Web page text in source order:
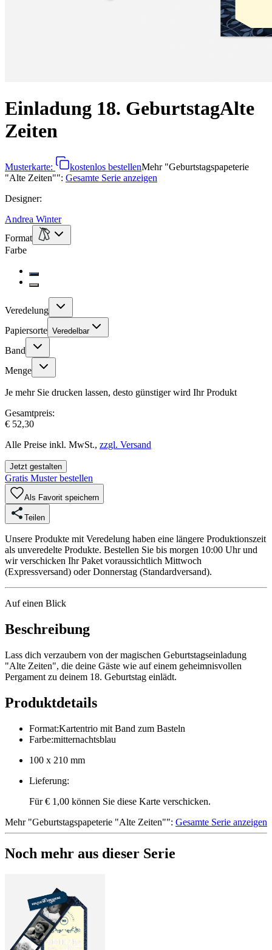
Einladung 18. GeburtstagAlte
Zeiten
Musterkarte: kostenlos bestellenMehr"Geburtstagspapeterie
"Alte Zeiten"": Gesamte Serie anzeigen
Designer:
Andrea Winter
Format
Farbe
Veredelung
Papiersorte Veredelbar
Band
Menge
Je mehr Sie drucken lassen, desto günstiger wird Ihr Produkt
Gesamtpreis:
€ 52,30
Alle Preise inkl. MwSt., zzgl. Versand
Jetzt gestalten
Gratis Muster bestellen
Als Favorit speichern
Teilen
Unsere Produkte mit Veredelung haben eine längere Produktionszeit
als unveredelte Produkte. Bestellen Sie bis morgen 10:00 Uhr und
wir verschicken Ihr Paket voraussichtlich Mittwoch
(Expressversand) oder Donnerstag (Standardversand).
Auf einen Blick
Beschreibung
Lass dich verzaubern von der magischen Geburtstagseinladung
"Alte Zeiten", die deine Gäste wie auf einem geheimnisvollen
Pergament zu deinem 18. Geburtstag einlädt.
Produktdetails
Format:Kartentrio mit Band zum Basteln
Farbe:mitternachtsblau
100 x 210 mm
Lieferung:
Für € 1,00 können Sie diese Karte verschicken.
Mehr"Geburtstagspapeterie "Alte Zeiten"": Gesamte Serie anzeigen
Noch mehr aus dieser Serie